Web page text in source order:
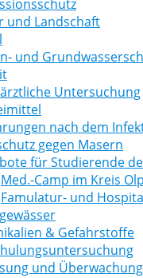
und Landschaft
und
Untersuchung
nach dem
gegen Masern
für Studierende
Med.-Camp im Kreis
Famulatur- und
& Gefahrstoffe
und